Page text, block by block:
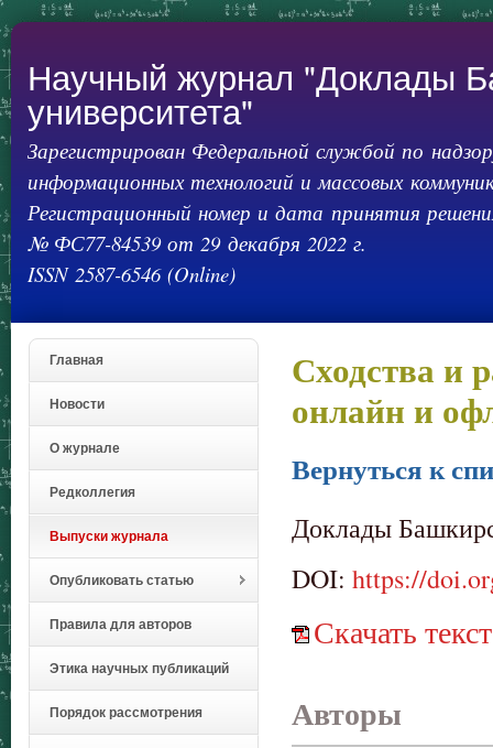
Научный журнал "Доклады
университета"
Зарегистрирован Федеральной службой по
информационных технологий и массовых
Регистрационный номер и дата принятия
№ ФС77-84539 от 29 декабря 2022 г.
ISSN 2587-6546 (Online)
Главная
Новости
О журнале
Редколлегия
Выпуски журнала
Опубликовать статью
Правила для авторов
Этика научных публикаций
Порядок рассмотрения
Сходства и
онлайн и
Вернуться к
Доклады
DOI: https://
Скачать
Авторы